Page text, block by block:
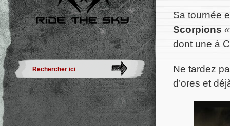
Sa tournée
Scorpions
dont une à
Ne tardez
d’ores et